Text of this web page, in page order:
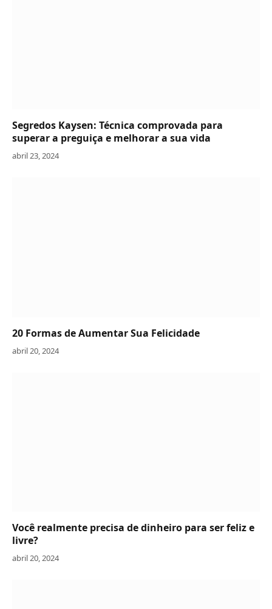
Segredos Kaysen: Técnica comprovada para
superar a preguiça e melhorar a sua vida
abril 23, 2024
20 Formas de Aumentar Sua Felicidade
abril 20, 2024
Você realmente precisa de dinheiro para ser feliz e
livre?
abril 20, 2024